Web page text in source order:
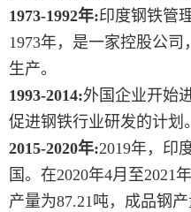
1973-1992年:印度钢铁管
1973年，是一家控股公
生产。
1993-2014:外国企业开始
促进钢铁行业研发的计划。
2015-2020年:2019年，印
国。在2020年4月至2021
产量为87.21吨，成品钢产